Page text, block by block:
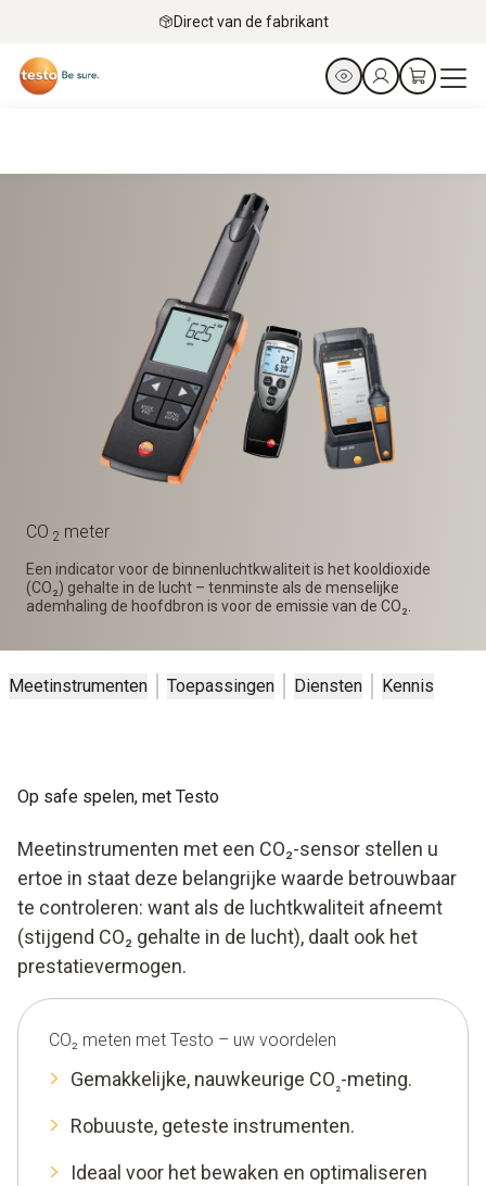
Direct van de fabrikant
CO 2 meter
Een indicator voor de binnenluchtkwaliteit is het kooldioxide
(CO₂) gehalte in de lucht – tenminste als de menselijke
ademhaling de hoofdbron is voor de emissie van de CO₂.
Meetinstrumenten Toepassingen Diensten Kennis
Op safe spelen, met Testo
Meetinstrumenten met een CO₂-sensor stellen u
ertoe in staat deze belangrijke waarde betrouwbaar
te controleren: want als de luchtkwaliteit afneemt
(stijgend CO₂ gehalte in de lucht), daalt ook het
prestatievermogen.
CO₂ meten met Testo – uw voordelen
Gemakkelijke, nauwkeurige CO₂-meting.
Robuuste, geteste instrumenten.
Ideaal voor het bewaken en optimaliseren